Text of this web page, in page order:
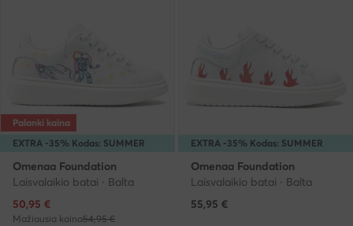
EXTRA -35% Kodas: SUMMER
Palanki kaina
Omenaa Foundation
Laisvalaikio batai · Balta
Dabartinė kaina
50,95 €
Mažiausia kaina54,95 €
EXTRA -35% Kodas: SUMMER
Omenaa Foundation
Laisvalaikio batai · Balta
55,95 €